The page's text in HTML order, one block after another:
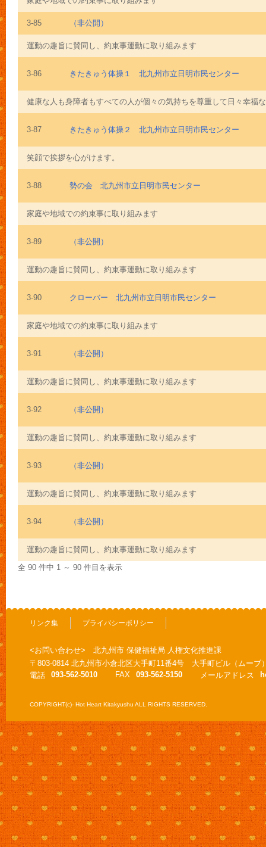
3-85 （非公開）
運動の趣旨に賛同し、約束事運動に取り組みます
3-86 きたきゅう体操１ 北九州市立日明市民センター
健康な人も身障者もすべての人が個々の気持ちを尊重して日々幸福
3-87 きたきゅう体操２ 北九州市立日明市民センター
笑顔で挨拶を心がけます。
3-88 勢の会 北九州市立日明市民センター
家庭や地域での約束事に取り組みます
3-89 （非公開）
運動の趣旨に賛同し、約束事運動に取り組みます
3-90 クローバー 北九州市立日明市民センター
家庭や地域での約束事に取り組みます
3-91 （非公開）
運動の趣旨に賛同し、約束事運動に取り組みます
3-92 （非公開）
運動の趣旨に賛同し、約束事運動に取り組みます
3-93 （非公開）
運動の趣旨に賛同し、約束事運動に取り組みます
3-94 （非公開）
運動の趣旨に賛同し、約束事運動に取り組みます
全 90 件中 1 ～ 90 件目を表示
リンク集 プライバシーポリシー
<お問い合わせ> 北九州市 保健福祉局 人権文化推進課
〒803-0814 北九州市小倉北区大手町11番4号 大手町ビル（ムーブ
電話
093-562-5010 FAX 093-562-5150 メールアドレス
COPYRIGHT(c)- Hot Heart Kitakyushu ALL RIGHTS RESERVED.